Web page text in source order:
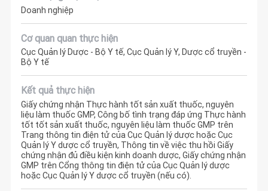
Doanh nghiệp
Cơ quan quan thực hiện
Cục Quản lý Dược - Bộ Y tế, Cục Quản lý Y, Dược cổ truyền -
Bộ Y tế
Kết quả thực hiện
Giấy chứng nhận Thực hành tốt sản xuất thuốc, nguyên
liệu làm thuốc GMP, Công bố tình trạng đáp ứng Thực hành
tốt tốt sản xuất thuốc, nguyên liệu làm thuốc GMP trên
Trang thông tin điện tử của Cục Quản lý dược hoặc Cục
Quản lý Y dược cổ truyền, Thông tin về việc thu hồi Giấy
chứng nhận đủ điều kiện kinh doanh dược, Giấy chứng nhận
GMP trên Cổng thông tin điện tử của Cục Quản lý dược
hoặc Cục Quản lý Y dược cổ truyền (nếu có).